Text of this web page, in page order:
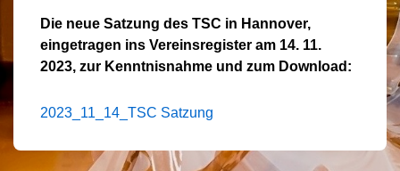
Die neue Satzung des TSC in Hannover,
eingetragen ins Vereinsregister am 14. 11.
2023, zur Kenntnisnahme und zum Download:
2023_11_14_TSC Satzung